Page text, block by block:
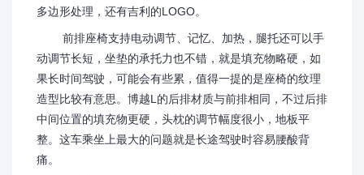
多边形处理，还有吉利的LOGO。
前排座椅支持电动调节、记忆、加热，腿托还可以手
动调节长短，坐垫的承托力也不错，就是填充物略硬，如
果长时间驾驶，可能会有些累，值得一提的是座椅的纹理
造型比较有意思。博越L的后排材质与前排相同，不过后排
中间位置的填充物更硬，头枕的调节幅度很小，地板平
整。这车乘坐上最大的问题就是长途驾驶时容易腰酸背
痛。